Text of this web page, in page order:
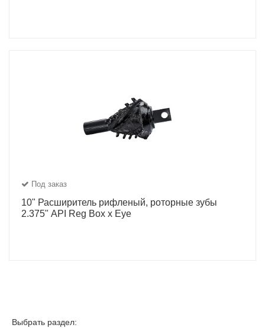
Под заказ
10" Расширитель рифленый, роторные зубы
2.375" API Reg Box x Eye
Выбрать раздел: